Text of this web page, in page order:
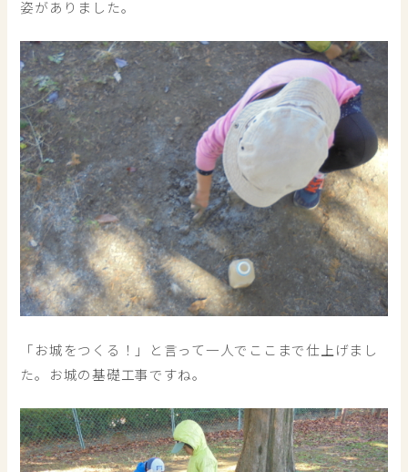
姿がありました。
「お城をつくる！」と言って一人でここまで仕上げまし
た。お城の基礎工事ですね。